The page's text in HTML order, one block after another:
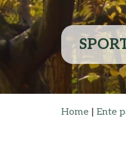
Home | Ente